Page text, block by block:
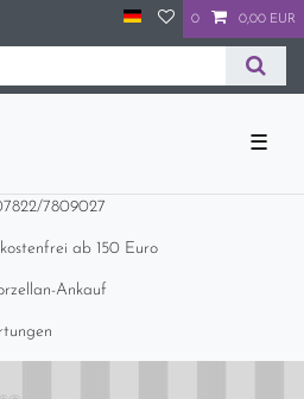
0 0,00 EUR
☰
7809027
ab 150 Euro
Ankauf